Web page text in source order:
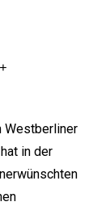
Westberliner
in der